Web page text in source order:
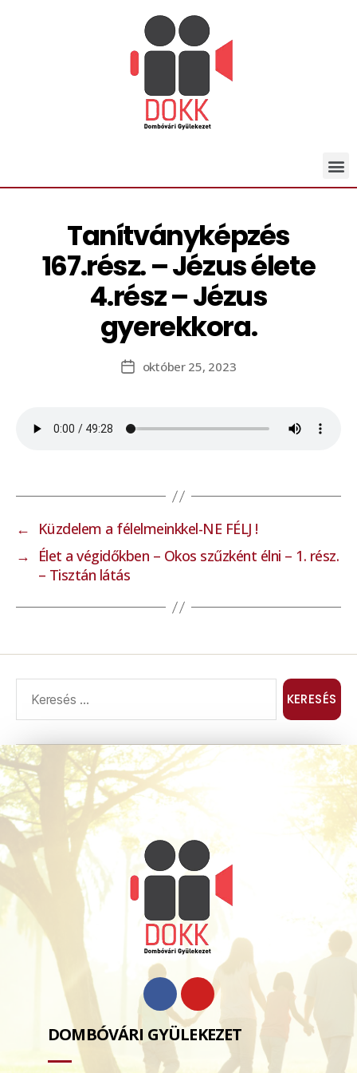
Tanítványképzés
167.rész. – Jézus élete
4.rész – Jézus
gyerekkora.
október 25, 2023
←
Küzdelem a félelmeinkkel-NE FÉLJ !
→
Élet a végidőkben – Okos szűzként élni – 1. rész.
– Tisztán látás
DOMBÓVÁRI GYÜLEKEZET